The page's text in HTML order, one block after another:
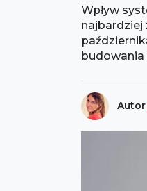
Wpływ
najbardziej
Autor